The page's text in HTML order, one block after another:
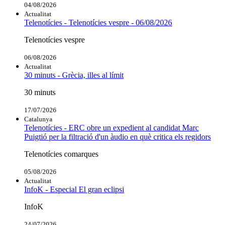
04/08/2026
Actualitat
Telenotícies - Telenotícies vespre - 06/08/2026
Telenotícies vespre
06/08/2026
Actualitat
30 minuts - Grècia, illes al límit
30 minuts
17/07/2026
Catalunya
Telenotícies - ERC obre un expedient al candidat Marc
Puigtió per la filtració d'un àudio en què critica els regidors
Telenotícies comarques
05/08/2026
Actualitat
InfoK - Especial El gran eclipsi
InfoK